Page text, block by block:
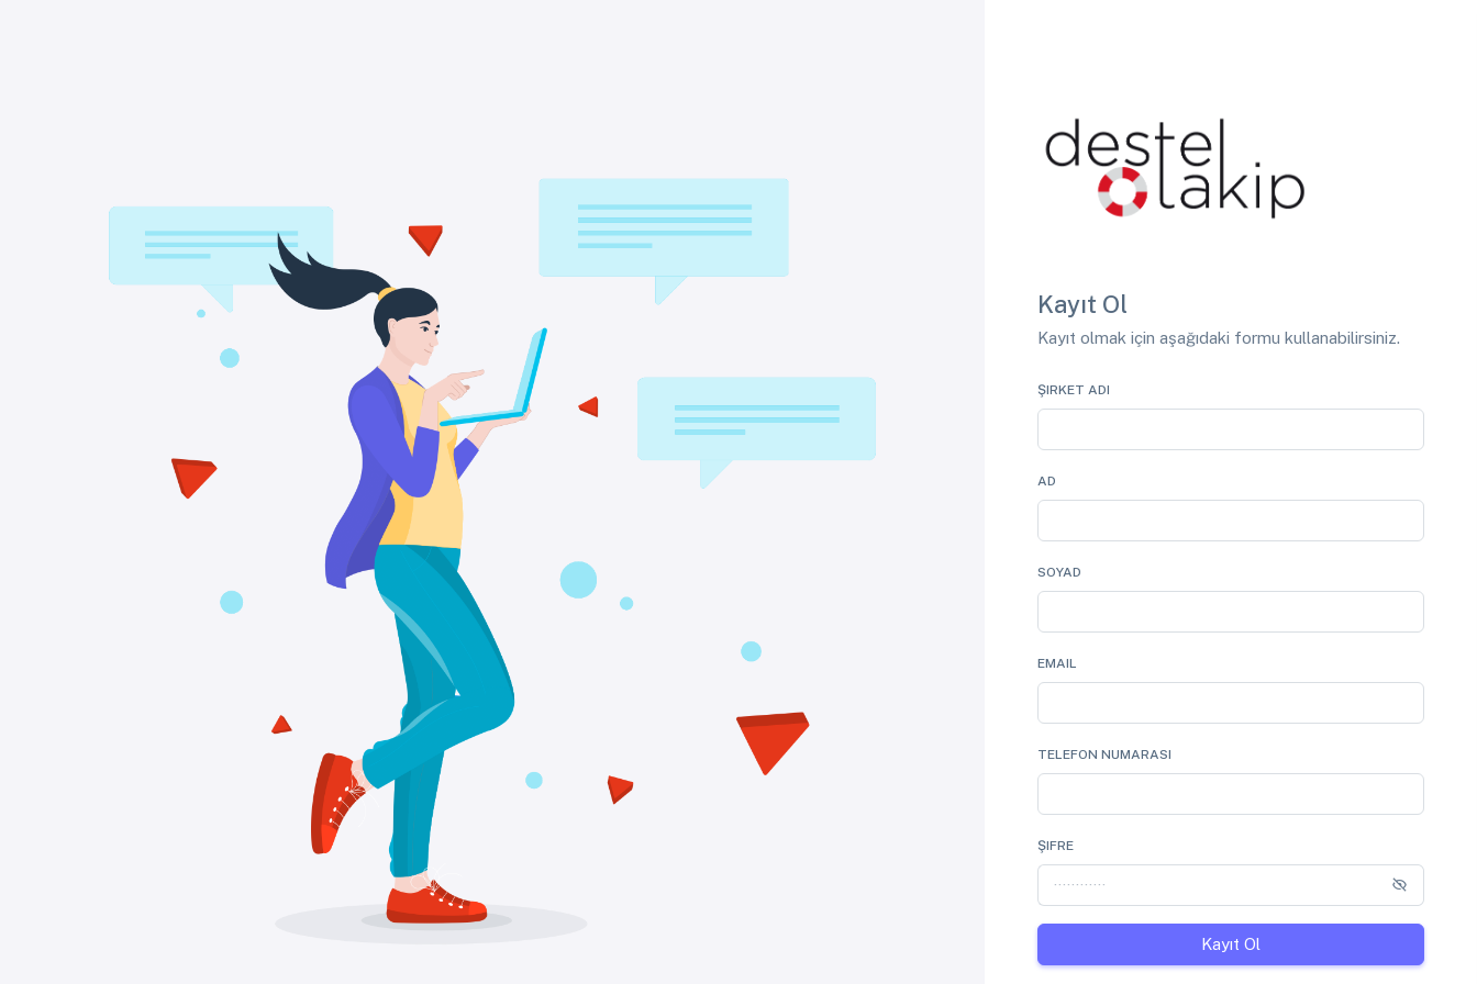
Kayıt Ol
Kayıt olmak için aşağıdaki formu kullanabilirsiniz.
ŞIRKET ADI
AD
SOYAD
EMAIL
TELEFON NUMARASI
ŞIFRE
Kayıt Ol